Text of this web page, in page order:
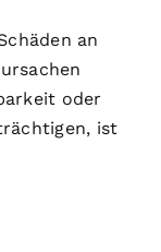
an
oder
ist